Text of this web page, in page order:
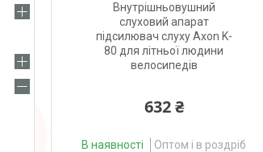
Внутрішньовушний
слуховий апарат
підсилювач слуху Axon K-
80 для літньої людини
велосипедів
632 ₴
В наявності Оптом і в роздріб